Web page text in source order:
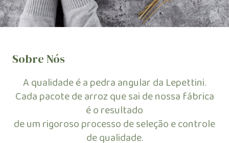
Sobre Nós
A qualidade é a pedra angular da Lepettini.
Cada pacote de arroz que sai de nossa fábrica
é o resultado
de um rigoroso processo de seleção e controle
de qualidade.